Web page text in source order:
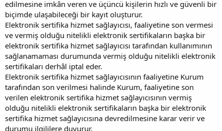
edilmesine imkân veren ve üçüncü kişilerin hızlı ve güvenli bir
biçimde ulaşabileceği bir kayıt oluşturur.
Elektronik sertifika hizmet sağlayıcısı, faaliyetine son vermesi
ve vermiş olduğu nitelikli elektronik sertifikaların başka bir
elektronik sertifika hizmet sağlayıcısı tarafından kullanımının
sağlanamaması durumunda vermiş olduğu nitelikli elektronik
sertifikaları derhâl iptal eder.
Elektronik sertifika hizmet sağlayıcısının faaliyetine Kurum
tarafından son verilmesi halinde Kurum, faaliyetine son
verilen elektronik sertifika hizmet sağlayıcısının vermiş
olduğu nitelikli elektronik sertifikaların başka bir elektronik
sertifika hizmet sağlayıcısına devredilmesine karar verir ve
durumu ilgililere duyurur.